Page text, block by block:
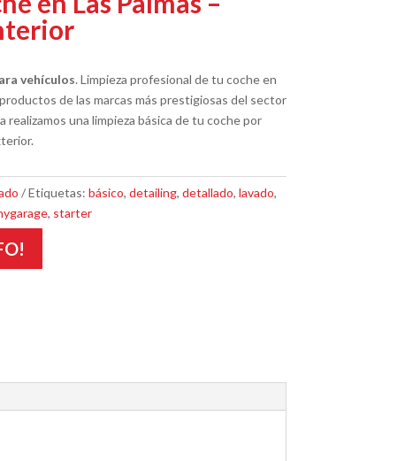
vehículos. Limpieza profesional de tu coche en
de las marcas más prestigiosas del sector
realizamos una limpieza básica de tu coche por
Etiquetas: básico, detailing, detallado, lavado,
, starter